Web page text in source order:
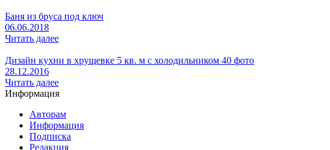
Баня из бруса под ключ
06.06.2018
Читать далее
Дизайн кухни в хрущевке 5 кв. м с холодильником 40 фото
28.12.2016
Читать далее
Информация
Авторам
Информация
Подписка
Редакция